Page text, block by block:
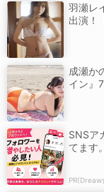
羽瀬レ
出演！
成瀬か
イン』
SNSア
てます。
PR(Dreaw